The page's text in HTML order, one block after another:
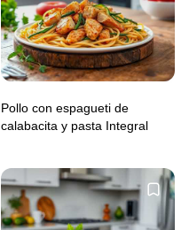
Pollo con espagueti de
calabacita y pasta Integral